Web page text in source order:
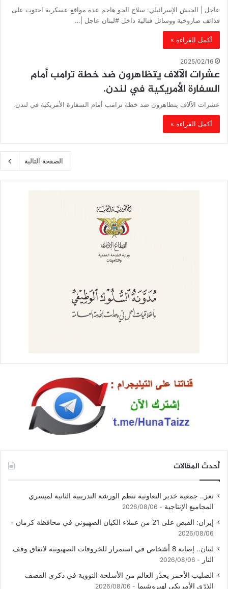
عاجل | الجيش الإسرائيلي: سلاح الجو هاجم عدة مواقع عسكرية احتوت على
قذائف صاروخية ووسائل قتالية داخل #لبنان عاجل |…
أكمل القراءة »
2025/02/16
عشرات الآلاف يتظاهرون ضد خطة ترامب أمام
السفارة الأمريكية في لندن.
عشرات الآلاف يتظاهرون ضد خطة ترامب أمام السفارة الأمريكية في لندن.
أكمل القراءة »
الصفحة التالية
أحدث المقالات
تعز.. جمعية خدير التعاونية تنظم الورشة التدريبية الثانية لميسري
المجاميع الإنتاجية
2026/08/06
إيران: القبض على 21 من عملاء الكيان الصهيوني في محافظة كرمان
2026/08/06
لبنان.. إصابة 8 أشخاص في استمرار للخروقات الصهيونية لاتفاق وقف
النار
2026/08/06
الصليب الأحمر يحذّر العالم من الأسلحة النووية في ذكرى القصف
الذرّي الأمريكي لهيروشيما
2026/08/06